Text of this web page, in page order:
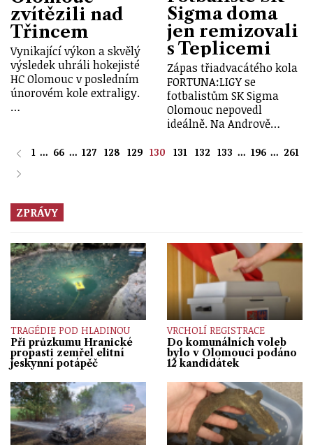
zvítězili nad
Třincem
Vynikající výkon a skvělý
výsledek uhráli hokejisté
HC Olomouc v posledním
únorovém kole extraligy.
…
Sigma doma
jen remizovali
s Teplicemi
Zápas třiadvacátého kola
FORTUNA:LIGY se
fotbalistům SK Sigma
Olomouc nepovedl
ideálně. Na Andrově…
1 ... 66 ... 127 128 129 130 131 132 133 ... 196 ... 261
ZPRÁVY
TRAGÉDIE POD HLADINOU
Při průzkumu Hranické
propasti zemřel elitní
jeskynní potápěč
VRCHOLÍ REGISTRACE
Do komunálních voleb
bylo v Olomouci podáno
12 kandidátek